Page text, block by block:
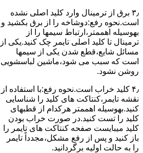
۳٫ ﺑﺮق از ﺗﺮﻣﯿﻨﺎل وارد ﮐﻠﯿﺪ اﺻﻠﯽ ﻧﺸﺪه
است.نحوه رﻓﻊ:دوشاخه را از ﺑﺮق بکشید و
بهوسیله اهممتر،ارﺗﺒﺎط سیمها را از
ﺗﺮﻣﯿﻨﺎل ﺗﺎ ﮐﻠﯿﺪ اﺻﻠﯽ ﺗﺎﯾﻤﺮ چک کنید.یکی از
مسائل شایع،ﻗﻄﻊ شدن ﯾﮑﯽ از سیمها
است که سبب می شود،ﻣﺎﺷﯿﻦ لباسشویی
روﺷﻦ نشود.
۴٫ ﮐﻠﯿﺪ ﺧﺮاب اﺳﺖ.نحوه رفع:ﺑﺎ اﺳﺘﻔﺎده از
ﻧﻘﺸﻪ ﺗﺎﯾﻤﺮ،ﮐﻨﺘﺎﮐﺖ ﻫﺎی ﮐﻠﯿﺪ را ﺷﻨﺎﺳﺎﯾﯽ
کنید.بهوسیله اهممتر هرکدام از قطبهای
ﮐﻠﯿﺪ را ﺗﺴﺖ ﮐﻨﯿﺪ.در ﺻﻮرت ﺧﺮاب ﺑﻮدن
ﮐﻠﯿﺪ میبایست ﺻﻔﺤﻪ ﮐﻨﺘﺎﮐﺖ ﻫﺎی ﺗﺎﯾﻤﺮ را
باز کنید و ﭘﺲ از رﻓﻊ مشکل،مجدداً ﺗﺎﯾﻤﺮ
را به حالت اوﻟﯿﻪ برگردانید.